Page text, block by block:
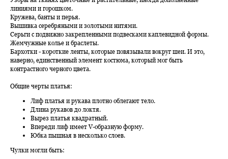
линиями и горошком.
Кружева, банты и перья.
Вышивка серебряными и золотыми нитями.
Серьги с подвижно закрепленными подвесками каплевидной формы.
Жемчужные колье и браслеты.
Бархотки - короткие ленты, которые повязывали вокруг шеи. И это,
наверно, единственный элемент костюма, который мог быть
контрастного черного цвета.
Общие черты платья:
Лиф платья и рукава плотно облегают тело.
Длина рукавов до локтя.
Вырез платья квадратный.
Впереди лиф имеет V-образную форму.
Юбка пышная в несколько слоев.
Чулки могли быть: